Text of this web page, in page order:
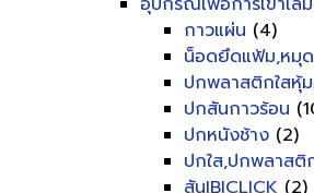
กาวแผ่น (4)
น็อดยึดแฟ้ม,หมุ
ปกพลาสติกใสหุ้
ปกสันกาวร้อน
ปกหนังช้าง (2)
ปกใส,ปกพลาสติ
สันIBICLICK (2)